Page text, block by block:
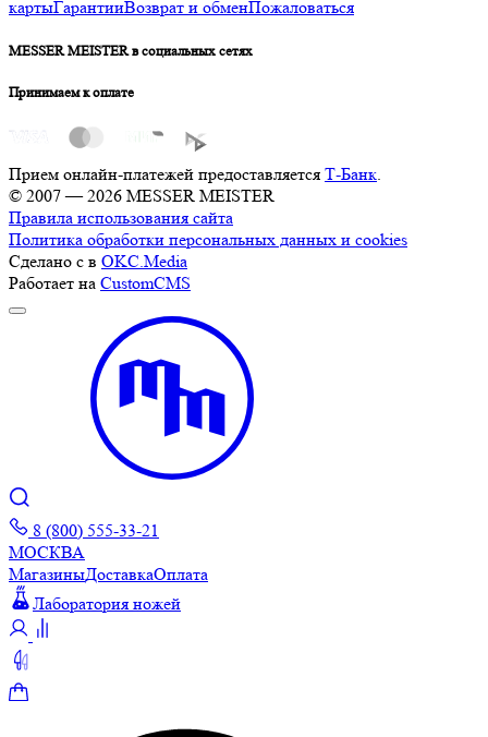
картыГарантииВозврат и обменПожаловаться
MESSER MEISTER в социальных сетях
Принимаем к оплате
Прием онлайн-платежей предоставляется Т-Банк.
© 2007 — 2026 MESSER MEISTER
Правила использования сайта
Политика обработки персональных данных и cookies
Сделано с в OKC.Media
Работает на CustomCMS
8 (800) 555-33-21
МОСКВА
МагазиныДоставкаОплата
Лаборатория ножей